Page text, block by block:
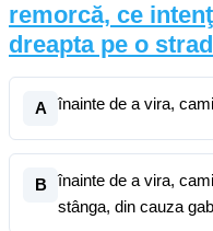
remorcă, ce
dreapta pe o
A înainte de a vira,
B
înainte de a vira,
stânga, din cauza